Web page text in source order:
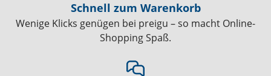
Schnell zum Warenkorb
Wenige Klicks genügen bei preigu – so macht Online-
Shopping Spaß.